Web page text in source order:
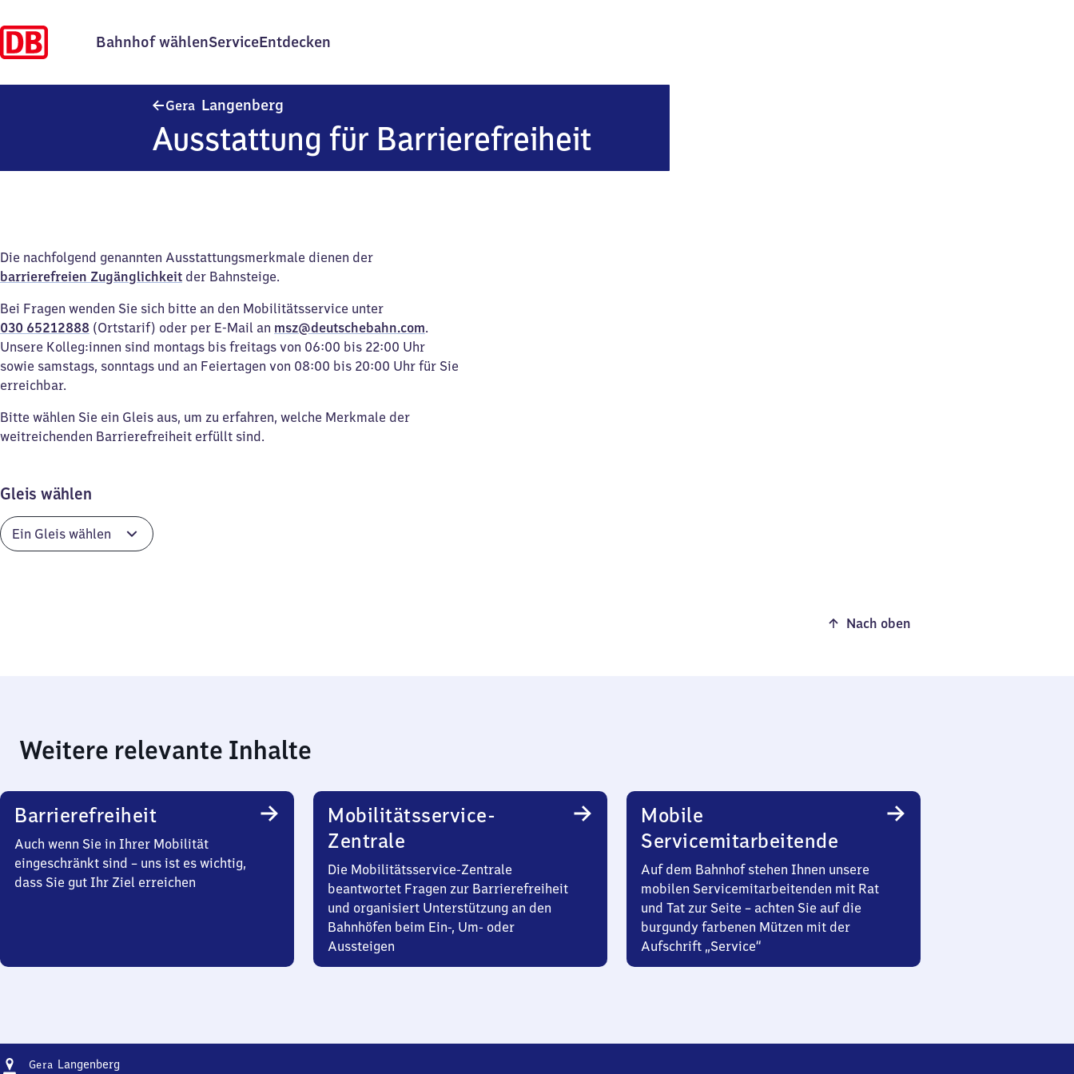
Bahnhof wählenServiceEntdecken
Gera Langenberg
Ausstattung für Barrierefreiheit
Die nachfolgend genannten Ausstattungsmerkmale dienen der
barrierefreien Zugänglichkeit der Bahnsteige.
Bei Fragen wenden Sie sich bitte an den Mobilitätsservice unter
030 65212888 (Ortstarif) oder per E-Mail an msz@deutschebahn.com.
Unsere Kolleg:innen sind montags bis freitags von 06:00 bis 22:00 Uhr
sowie samstags, sonntags und an Feiertagen von 08:00 bis 20:00 Uhr für Sie
erreichbar.
Bitte wählen Sie ein Gleis aus, um zu erfahren, welche Merkmale der
weitreichenden Barrierefreiheit erfüllt sind.
Gleis wählen
Nach oben
Weitere relevante Inhalte
Barrierefreiheit
Auch wenn Sie in Ihrer Mobilität
eingeschränkt sind – uns ist es wichtig,
dass Sie gut Ihr Ziel erreichen
Mobilitätsservice-
Zentrale
Die Mobilitätsservice-Zentrale
beantwortet Fragen zur Barrierefreiheit
und organisiert Unterstützung an den
Bahnhöfen beim Ein-, Um- oder
Aussteigen
Mobile
Servicemitarbeitende
Auf dem Bahnhof stehen Ihnen unsere
mobilen Servicemitarbeitenden mit Rat
und Tat zur Seite – achten Sie auf die
burgundy farbenen Mützen mit der
Aufschrift „Service“
Adresse
Gera Langenberg